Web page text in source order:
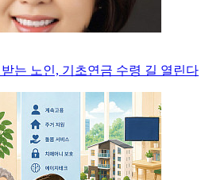
는 노인, 기초연금 수령 길 열린다